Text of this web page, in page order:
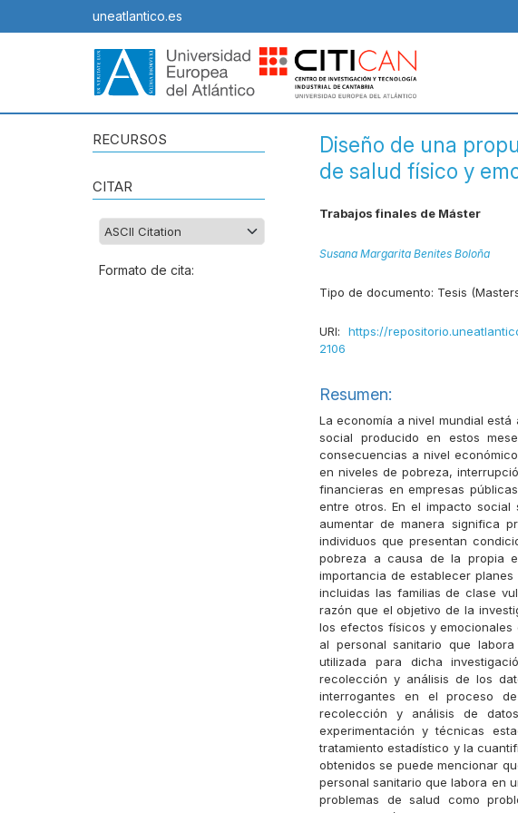
uneatlantico.es
RECURSOS
CITAR
Formato de cita:
Diseño de una
de salud físico y
Trabajos finales de Máster
Susana Margarita Benites Boloña
Tipo de documento: Tesis
URI: https://
2106
Resumen:
La economía a nivel mundial
social producido en estos
consecuencias a nivel
en niveles de pobreza,
financieras en empresas
entre otros. En el impacto
aumentar de manera significa
individuos que presentan
pobreza a causa de la propia
importancia de establecer
incluidas las familias de clase
razón que el objetivo de la
los efectos físicos y emocionales
al personal sanitario que
utilizada para dicha
recolección y análisis de los
interrogantes en el proceso
recolección y análisis de
experimentación y técnicas
tratamiento estadístico y la
obtenidos se puede mencionar
personal sanitario que labora en
problemas de salud como